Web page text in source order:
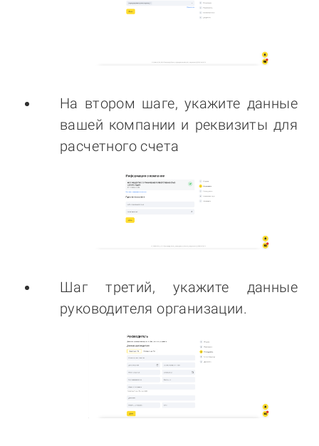
На втором шаге, укажите данные
вашей компании и реквизиты для
расчетного счета
Шаг третий, укажите данные
руководителя организации.